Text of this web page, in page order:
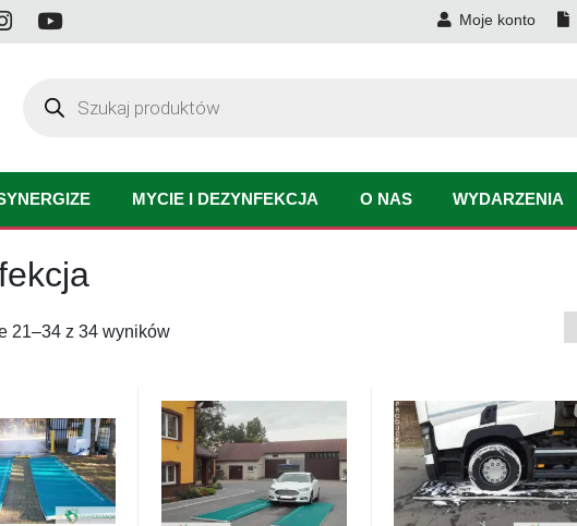
Moje konto
produktów
MYCIE I DEZYNFEKCJA O NAS WYDARZENIA
21–34 z 34 wynikówPosortowane